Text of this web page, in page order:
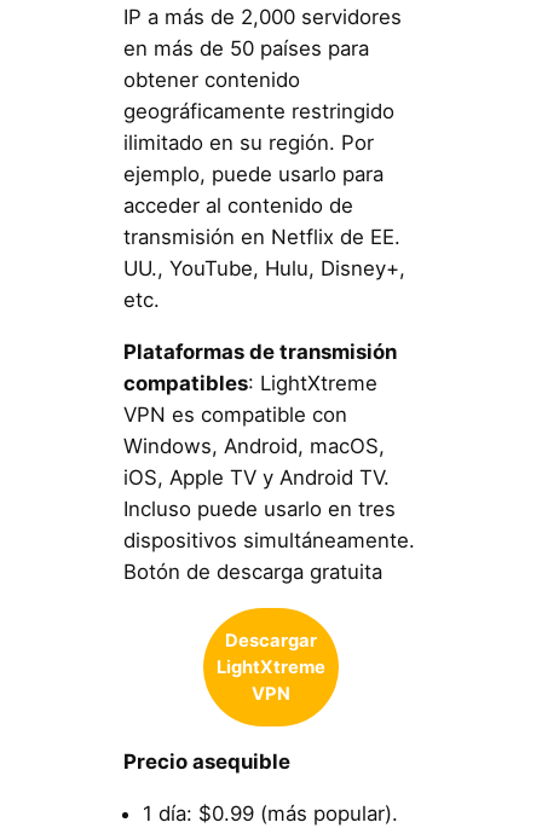
IP a más de 2,000 servidores
en más de 50 países para
obtener contenido
geográficamente restringido
ilimitado en su región. Por
ejemplo, puede usarlo para
acceder al contenido de
transmisión en Netflix de EE.
UU., YouTube, Hulu, Disney+,
etc.
Plataformas de transmisión
compatibles: LightXtreme
VPN es compatible con
Windows, Android, macOS,
iOS, Apple TV y Android TV.
Incluso puede usarlo en tres
dispositivos simultáneamente.
Botón de descarga gratuita
Descargar
LightXtreme
VPN
Precio asequible
1 día: $0.99 (más popular).